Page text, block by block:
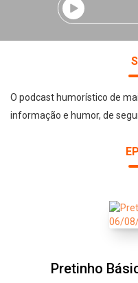
O podcast humorístico de
informação e humor, de
Pretinho